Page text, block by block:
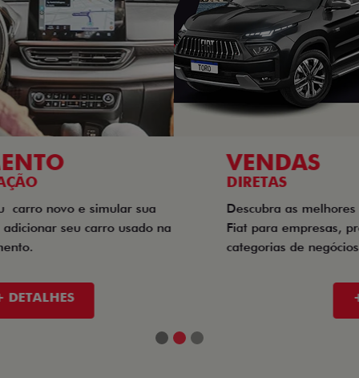
VENDAS
DIRETAS
Descubra as melhores soluções e descontos em um novo
Fiat para empresas, produtores rurais, taxistas e outras
categorias de negócios.